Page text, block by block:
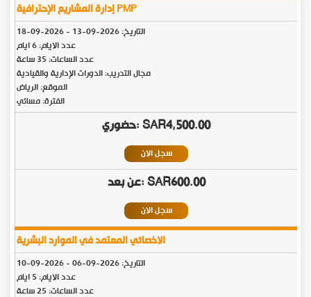
إدارة المشاريع الإحترافية PMP
التاريخ:2026-09-13
-
2026-09-18
عدد الايام: 6 ايام
عدد الساعات: 35 ساعة
مجال التدريب: الدورات الإدارية والقيادية
الموقع: الرياض
الفترة: مسائي
SAR4,500.00
سجل الان
SAR600.00
سجل الان
الاخصائي المعتمد في الموارد البشرية
التاريخ:2026-09-06
-
2026-09-10
عدد الايام: 5 ايام
عدد الساعات: 25 ساعة